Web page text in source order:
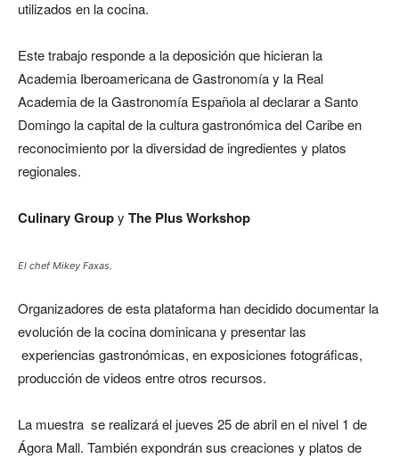
utilizados en la cocina.
Este trabajo responde a la deposición que hicieran la
Academia Iberoamericana de Gastronomía y la Real
Academia de la Gastronomía Española al declarar a Santo
Domingo la capital de la cultura gastronómica del Caribe en
reconocimiento por la diversidad de ingredientes y platos
regionales.
Culinary Groupy The Plus Workshop
El chef Mikey Faxas.
Organizadores de esta plataforma han decidido documentar la
evolución de la cocina dominicana y presentar las
experiencias gastronómicas, en exposiciones fotográficas,
producción de videos entre otros recursos.
La muestra se realizará el jueves 25 de abril en el nivel 1 de
Ágora Mall. También expondrán sus creaciones y platos de